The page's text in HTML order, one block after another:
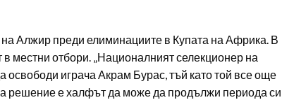
Алжир преди елиминациите в Купата на Африка. В
в местни отбори. „Националният селекционер на
играча Акрам Бурас, тъй като той все още
решение е халфът да може да продължи периода си